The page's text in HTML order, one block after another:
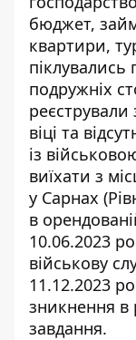
бюджет,
квартири,
подружніх
реєстрували
віці та
із
виїхати з
у Сарнах
в
10.06.2023
військову
11.12.2023
зникнення в
завдання.